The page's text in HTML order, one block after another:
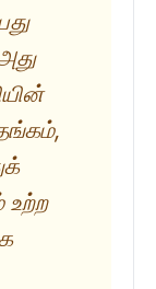
உற்ற